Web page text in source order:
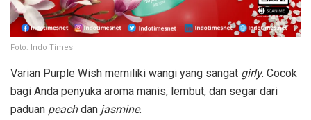
Foto: Indo Times
Varian Purple Wish memiliki wangi yang sangat girly. Cocok
bagi Anda penyuka aroma manis, lembut, dan segar dari
paduan peachdan jasmine.